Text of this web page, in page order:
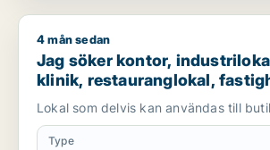
Jag söker kontor, industrilokal, butik,
4 mån sedan
Jag söker kontor,
klinik, restauranglokal,
eller bostadsfastighet till salu
Lokal som delvis kan användas till
Type